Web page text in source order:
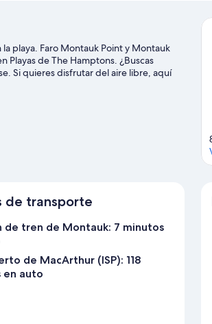
playa. Faro Montauk Point y Montauk
Playas de The Hamptons. ¿Buscas
Si quieres disfrutar del aire libre, aquí
o una moto para recorrer los
de transporte
de tren de Montauk: 7 minutos
de MacArthur (ISP): 118
en auto